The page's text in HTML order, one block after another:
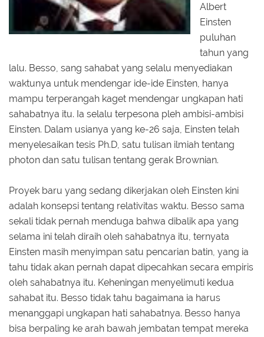
Albert
Einsten
puluhan
tahun yang
lalu. Besso, sang sahabat yang selalu menyediakan
waktunya untuk mendengar ide-ide Einsten, hanya
mampu terperangah kaget mendengar ungkapan hati
sahabatnya itu. Ia selalu terpesona pleh ambisi-ambisi
Einsten. Dalam usianya yang ke-26 saja, Einsten telah
menyelesaikan tesis Ph.D, satu tulisan ilmiah tentang
photon dan satu tulisan tentang gerak Brownian.
Proyek baru yang sedang dikerjakan oleh Einsten kini
adalah konsepsi tentang relativitas waktu. Besso sama
sekali tidak pernah menduga bahwa dibalik apa yang
selama ini telah diraih oleh sahabatnya itu, ternyata
Einsten masih menyimpan satu pencarian batin, yang ia
tahu tidak akan pernah dapat dipecahkan secara empiris
oleh sahabatnya itu. Keheningan menyelimuti kedua
sahabat itu. Besso tidak tahu bagaimana ia harus
menanggapi ungkapan hati sahabatnya. Besso hanya
bisa berpaling ke arah bawah jembatan tempat mereka